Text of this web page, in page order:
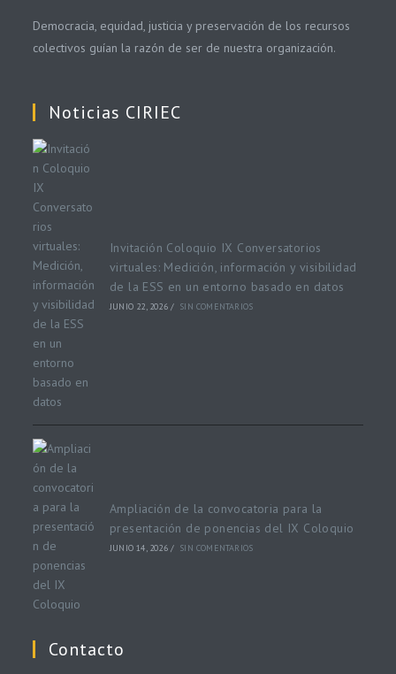
Democracia, equidad, justicia y preservación de los recursos
colectivos guían la razón de ser de nuestra organización.
Noticias CIRIEC
Invitación Coloquio IX Conversatorios
virtuales: Medición, información y visibilidad
de la ESS en un entorno basado en datos
JUNIO 22, 2026 / SIN COMENTARIOS
Ampliación de la convocatoria para la
presentación de ponencias del IX Coloquio
JUNIO 14, 2026 / SIN COMENTARIOS
Contacto